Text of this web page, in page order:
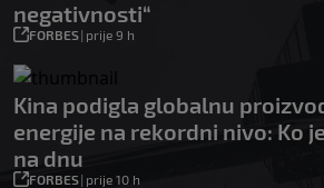
negativnosti“
FORBES| prije 9 h
Kina podigla globalnu
energije na rekordni nivo: Ko
na dnu
FORBES| prije 10 h